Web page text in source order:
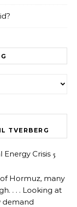
TVERBERG
Energy Crisis 5
Hormuz, many
. . . Looking at
demand